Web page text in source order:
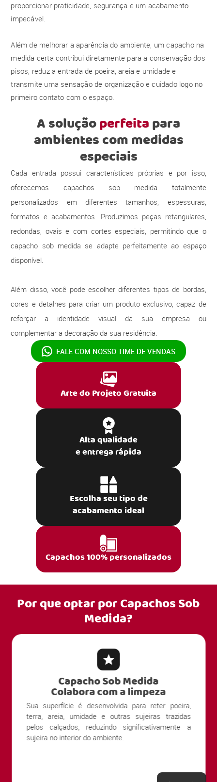
proporcionar praticidade, segurança e um acabamento
impecável.
Além de melhorar a aparência do ambiente, um capacho na
medida certa contribui diretamente para a conservação dos
pisos, reduz a entrada de poeira, areia e umidade e
transmite uma sensação de organização e cuidado logo no
primeiro contato com o espaço.
A soluçãoperfeitapara
ambientes com medidas
especiais
Cada entrada possui características próprias e por isso,
oferecemos capachos sob medida totalmente
personalizados em diferentes tamanhos, espessuras,
formatos e acabamentos. Produzimos peças retangulares,
redondas, ovais e com cortes especiais, permitindo que o
capacho sob medida se adapte perfeitamente ao espaço
disponível.
Além disso, você pode escolher diferentes tipos de bordas,
cores e detalhes para criar um produto exclusivo, capaz de
reforçar a identidade visual da sua empresa ou
complementar a decoração da sua residência.
FALE COM NOSSO TIME DE VENDAS
Arte do Projeto Gratuita
Alta qualidade
e entrega rápida
Escolha seu tipo de
acabamento ideal
Capachos 100% personalizados
Por que optar porCapachos Sob
Medida?
Capacho Sob Medida
Colabora com a limpeza
Sua superfície é desenvolvida para reter poeira,
terra, areia, umidade e outras sujeiras trazidas
pelos calçados, reduzindo significativamente a
sujeira no interior do ambiente.